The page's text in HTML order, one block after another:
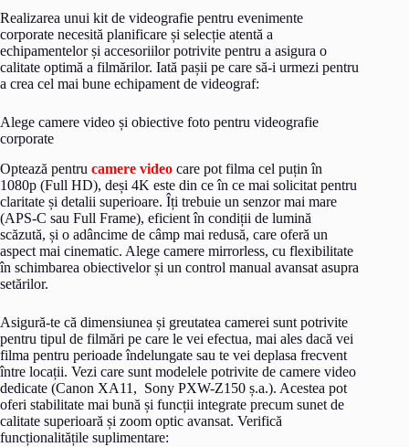
Realizarea unui kit de videografie pentru evenimente
corporate necesită planificare și selecție atentă a
echipamentelor și accesoriilor potrivite pentru a asigura o
calitate optimă a filmărilor. Iată pașii pe care să-i urmezi pentru
a crea cel mai bune echipament de videograf:
Alege camere video și obiective foto pentru videografie
corporate
Optează pentru camere video care pot filma cel puțin în
1080p (Full HD), deși 4K este din ce în ce mai solicitat pentru
claritate și detalii superioare. Îți trebuie un senzor mai mare
(APS-C sau Full Frame), eficient în condiții de lumină
scăzută, și o adâncime de câmp mai redusă, care oferă un
aspect mai cinematic. Alege camere mirrorless, cu flexibilitate
în schimbarea obiectivelor și un control manual avansat asupra
setărilor.
Asigură-te că dimensiunea și greutatea camerei sunt potrivite
pentru tipul de filmări pe care le vei efectua, mai ales dacă vei
filma pentru perioade îndelungate sau te vei deplasa frecvent
între locații. Vezi care sunt modelele potrivite de camere video
dedicate (Canon XA11, Sony PXW-Z150 ș.a.). Acestea pot
oferi stabilitate mai bună și funcții integrate precum sunet de
calitate superioară și zoom optic avansat. Verifică
funcționalitățile suplimentare: